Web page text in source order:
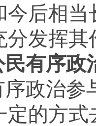
今后相
分发挥
民有序政
政治参
定的方